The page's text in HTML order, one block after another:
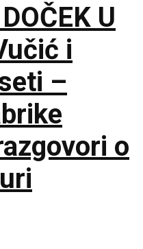
U
i
–
o